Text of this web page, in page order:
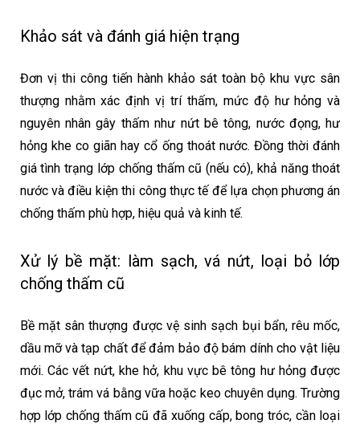
Khảo sát và đánh giá hiện trạng
Đơn vị thi công tiến hành khảo sát toàn bộ khu vực sân
thượng nhằm xác định vị trí thấm, mức độ hư hỏng và
nguyên nhân gây thấm như nứt bê tông, nước đọng, hư
hỏng khe co giãn hay cổ ống thoát nước. Đồng thời đánh
giá tình trạng lớp chống thấm cũ (nếu có), khả năng thoát
nước và điều kiện thi công thực tế để lựa chọn phương án
chống thấm phù hợp, hiệu quả và kinh tế.
Xử lý bề mặt: làm sạch, vá nứt, loại bỏ lớp
chống thấm cũ
Bề mặt sân thượng được vệ sinh sạch bụi bẩn, rêu mốc,
dầu mỡ và tạp chất để đảm bảo độ bám dính cho vật liệu
mới. Các vết nứt, khe hở, khu vực bê tông hư hỏng được
đục mở, trám vá bằng vữa hoặc keo chuyên dụng. Trường
hợp lớp chống thấm cũ đã xuống cấp, bong tróc, cần loại